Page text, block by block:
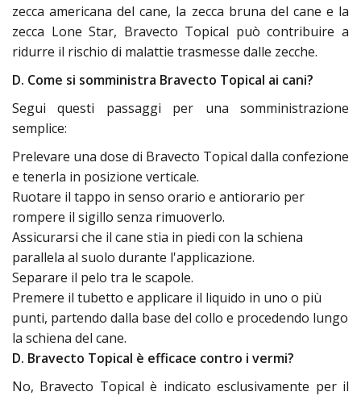
zecca americana del cane, la zecca bruna del cane e la
zecca Lone Star, Bravecto Topical può contribuire a
ridurre il rischio di malattie trasmesse dalle zecche.
D. Come si somministra Bravecto Topical ai cani?
Segui questi passaggi per una somministrazione
semplice:
Prelevare una dose di Bravecto Topical dalla confezione
e tenerla in posizione verticale.
Ruotare il tappo in senso orario e antiorario per
rompere il sigillo senza rimuoverlo.
Assicurarsi che il cane stia in piedi con la schiena
parallela al suolo durante l'applicazione.
Separare il pelo tra le scapole.
Premere il tubetto e applicare il liquido in uno o più
punti, partendo dalla base del collo e procedendo lungo
la schiena del cane.
D. Bravecto Topical è efficace contro i vermi?
No, Bravecto Topical è indicato esclusivamente per il